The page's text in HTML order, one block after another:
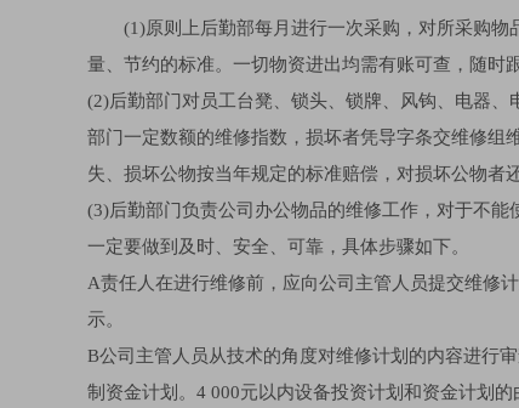
(1)原则上后勤部每月进行一次采购，对所采购
量、节约的标准。一切物资进出均需有账可查，随时
(2)后勤部门对员工台凳、锁头、锁牌、风钩、电器
部门一定数额的维修指数，损坏者凭导字条交维修组
失、损坏公物按当年规定的标准赔偿，对损坏公物者
(3)后勤部门负责公司办公物品的维修工作，对于不
一定要做到及时、安全、可靠，具体步骤如下。
A责任人在进行维修前，应向公司主管人员提交维修
示。
B公司主管人员从技术的角度对维修计划的内容进行
制资金计划。4 000元以内设备投资计划和资金计划